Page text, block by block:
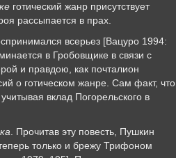
готический жанр присутствует
рассыпается в прах.
всерьез [Вацуро 1994:
в Гробовщике в связи с
и правдою, как почталион
о готическом жанре. Сам факт, что
вклад Погорельского в
. Прочитав эту повесть, Пушкин
только и брежу Трифоном